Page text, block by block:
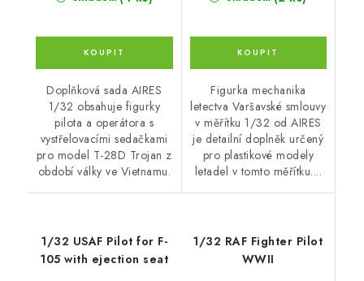
Doplňková sada AIRES
1/32 obsahuje figurky
pilota a operátora s
vystřelovacími sedačkami
pro model T-28D Trojan z
období války ve Vietnamu.
Figurka mechanika
letectva Varšavské smlouvy
v měřítku 1/32 od AIRES
je detailní doplněk určený
pro plastikové modely
letadel v tomto měřítku....
1/32 USAF Pilot for F-
105 with ejection seat
1/32 RAF Fighter Pilot
WWII